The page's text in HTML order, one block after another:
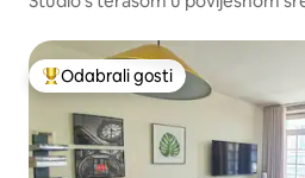
Među najviše rangiranima s
Odabrali gosti